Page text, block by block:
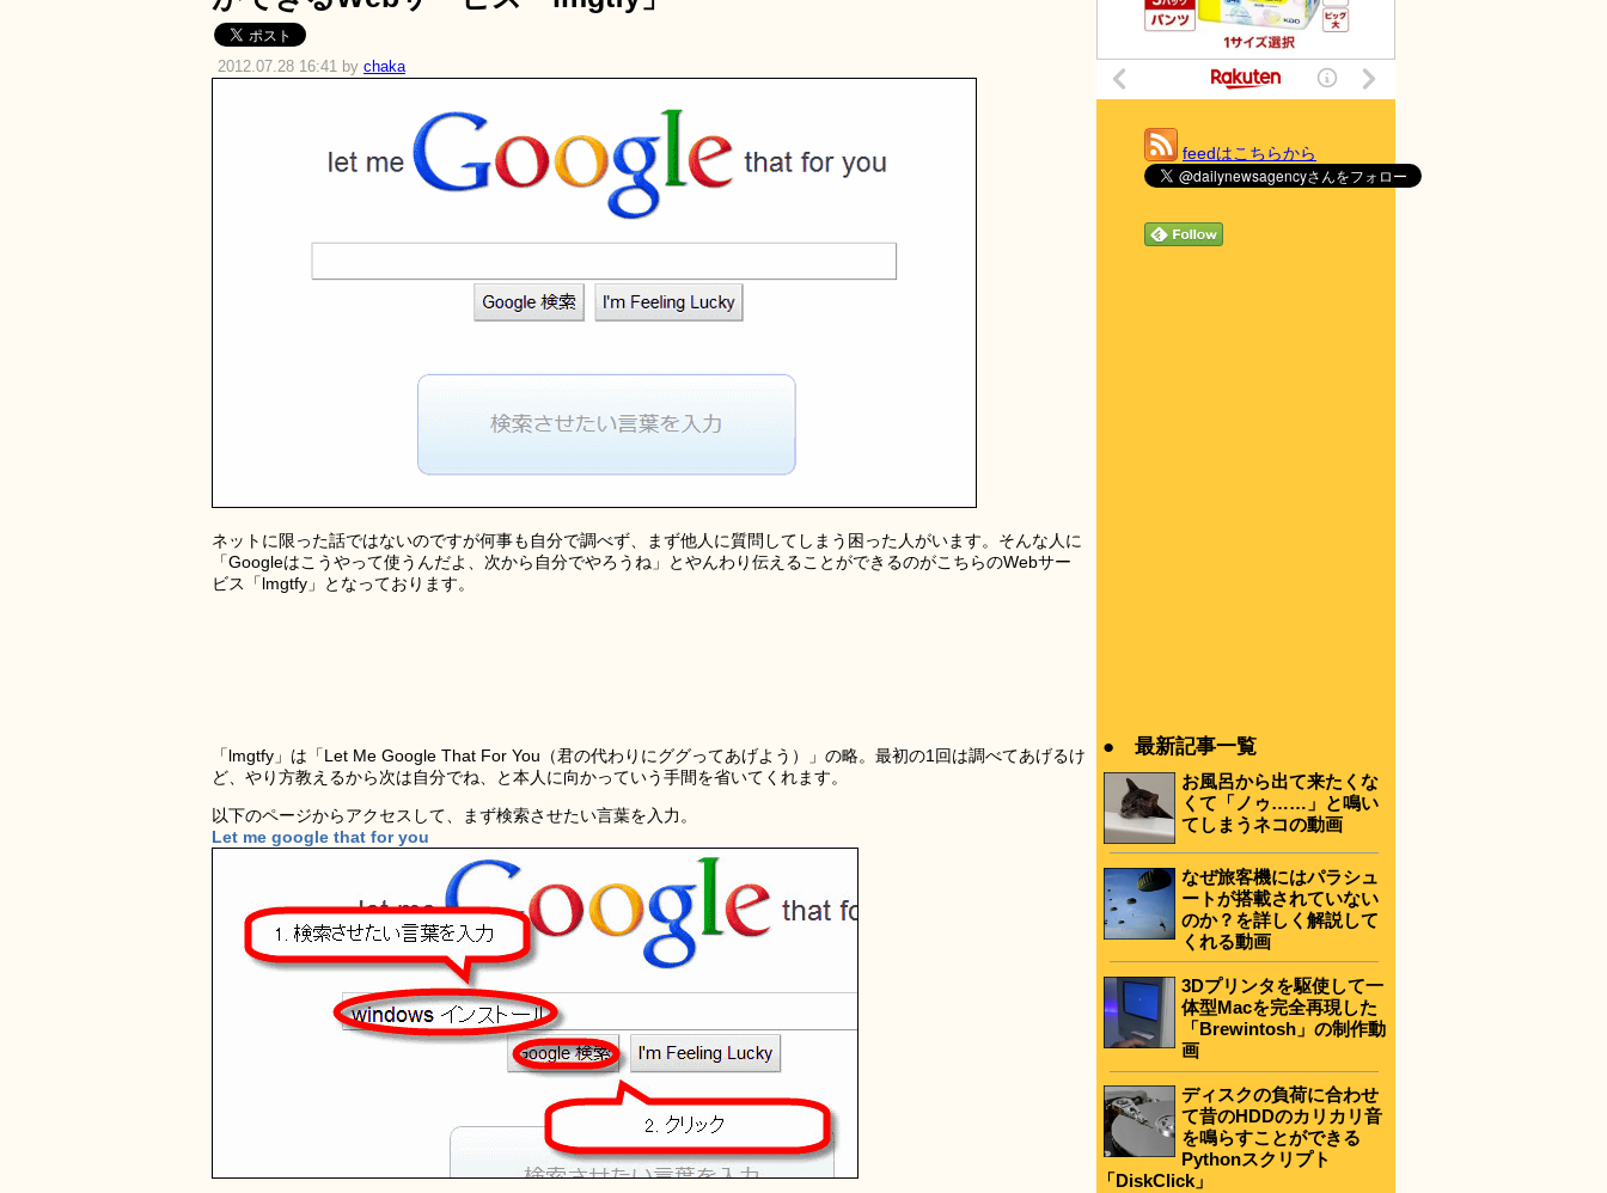
2012.07.28 16:41 by chaka
ネットに限った話ではないのですが何事も自分で調べず、まず他人に質問してしまう困った人がいます。そんな人に
「Googleはこうやって使うんだよ、次から自分でやろうね」とやんわり伝えることができるのがこちらのWebサー
ビス「lmgtfy」となっております。
「lmgtfy」は「Let Me Google That For You（君の代わりにググってあげよう）」の略。最初の1回は調べてあげるけ
ど、やり方教えるから次は自分でね、と本人に向かっていう手間を省いてくれます。
以下のページからアクセスして、まず検索させたい言葉を入力。
Let me google that for you
feedはこちらから
● 最新記事一覧
お風呂から出て来たくな
くて「ノゥ……」と鳴い
てしまうネコの動画
なぜ旅客機にはパラシュ
ートが搭載されていない
のか？を詳しく解説して
くれる動画
3Dプリンタを駆使して一
体型Macを完全再現した
「Brewintosh」の制作動
画
ディスクの負荷に合わせ
て昔のHDDのカリカリ音
を鳴らすことができる
Pythonスクリプト
「DiskClick」